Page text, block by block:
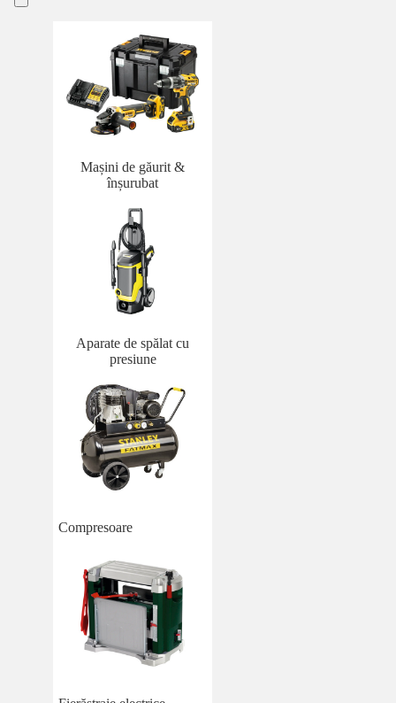
Mașini de găurit &
înșurubat
Aparate de spălat cu
presiune
Compresoare